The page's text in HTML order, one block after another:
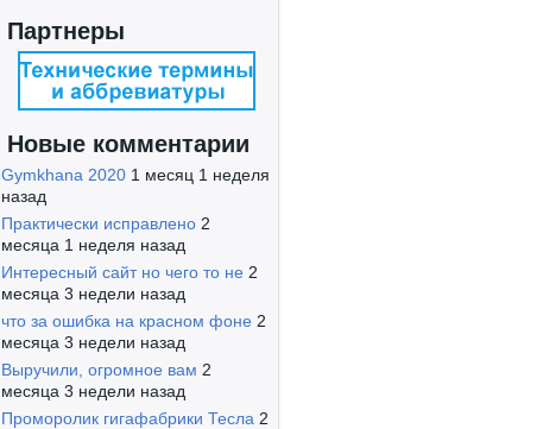
Партнеры
Новые комментарии
Gymkhana 2020 1 месяц 1 неделя
назад
Практически исправлено 2
месяца 1 неделя назад
Интересный сайт но чего то не 2
месяца 3 недели назад
что за ошибка на красном фоне 2
месяца 3 недели назад
Выручили, огромное вам 2
месяца 3 недели назад
Проморолик гигафабрики Тесла 2